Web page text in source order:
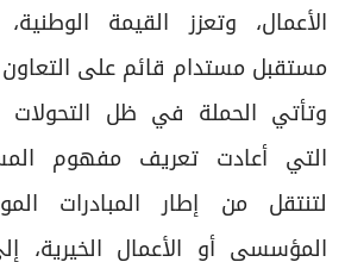
الأعمال، وتعزز القيمة
مستقبل مستدام قائم على التعاون
وتأتي الحملة في ظل التحولات
التي أعادت تعريف مفهوم
لتنتقل من إطار المبادرات
المؤسسي أو الأعمال الخيرية،